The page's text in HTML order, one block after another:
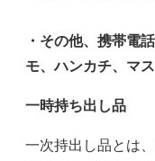
・その他、携帯電
モ、ハンカチ、マ
一時持ち出し品
一次持出し品とは